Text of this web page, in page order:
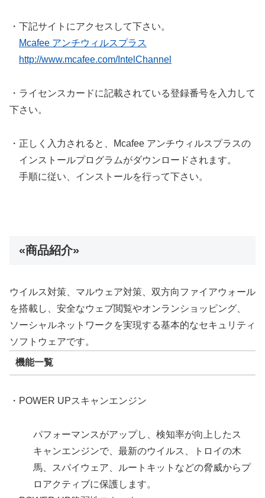
・下記サイトにアクセスして下さい。
Mcafee アンチウィルスプラス
http://www.mcafee.com/IntelChannel
・ライセンスカードに記載されている登録番号を入力して
下さい。
・正しく入力されると、Mcafee アンチウィルスプラスの
インストールプログラムがダウンロードされます。
手順に従い、インストールを行って下さい。
«商品紹介»
ウイルス対策、マルウェア対策、双方向ファイアウォール
を搭載し、安全なウェブ閲覧やオンランショッピング、
ソーシャルネットワークを実現する基本的なセキュリティ
ソフトウェアです。
機能一覧
・POWER UPスキャンエンジン
パフォーマンスがアップし、検知率が向上したス
キャンエンジンで、最新のウイルス、トロイの木
馬、スパイウェア、ルートキットなどの脅威からプ
ロアクティブに保護します。